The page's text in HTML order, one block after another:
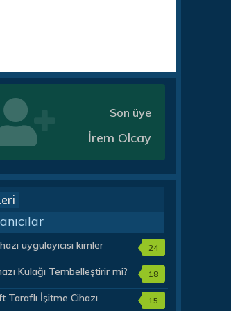
Son üye
İrem Olcay
uygulayıcısı kimler
24
Kulağı Tembelleştirir mi? 18
Taraflı İşitme Cihazı
15